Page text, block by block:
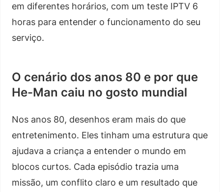
em diferentes horários, com um teste IPTV 6
horas para entender o funcionamento do seu
serviço.
O cenário dos anos 80 e por que
He-Man caiu no gosto mundial
Nos anos 80, desenhos eram mais do que
entretenimento. Eles tinham uma estrutura que
ajudava a criança a entender o mundo em
blocos curtos. Cada episódio trazia uma
missão, um conflito claro e um resultado que